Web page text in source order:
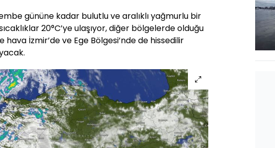
gününe kadar bulutlu ve aralıklı yağmurlu bir
20°C’ye ulaşıyor, diğer bölgelerde olduğu
İzmir’de ve Ege Bölgesi’nde de hissedilir